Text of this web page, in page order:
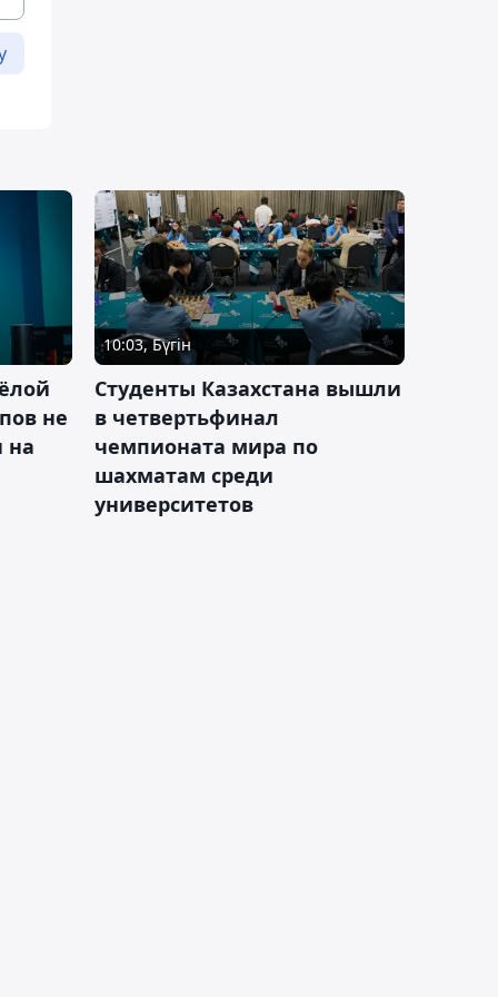
не
на
10:03, Бүгін
Студенты Казахстана вышли
в четвертьфинал
чемпионата мира по
шахматам среди
университетов